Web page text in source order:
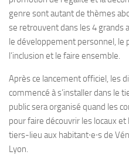
genre sont autant de thèmes
se retrouvent dans les 4 grands
le développement personnel, le
l’inclusion et le faire ensemble.
Après ce lancement officiel, les
commencé à s’installer dans le
public sera organisé quand les
pour faire découvrir les locaux
tiers-lieu aux habitant∙e∙s de
Lyon.